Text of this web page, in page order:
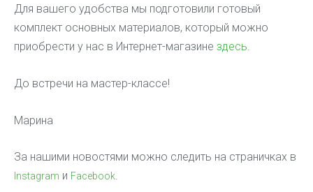
Для вашего удобства мы подготовили готовый
комплект основных материалов, который можно
приобрести у нас в Интернет-магазине здесь.
До встречи на мастер-классе!
Марина
За нашими новостями можно следить на страничках в
Instagram и Facebook.